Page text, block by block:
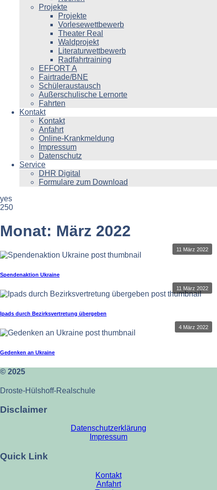
Projekte
Projekte
Vorlesewettbewerb
Theater Real
Waldprojekt
Literaturwettbewerb
Radfahrtraining
EFFORT A
Fairtrade/BNE
Schüleraustausch
Außerschulische Lernorte
Fahrten
Kontakt
Kontakt
Anfahrt
Online-Krankmeldung
Impressum
Datenschutz
Service
DHR Digital
Formulare zum Download
yes
250
Monat: März 2022
11 März 2022
Spendenaktion Ukraine
11 März 2022
Ipads durch Bezirksvertretung übergeben
4 März 2022
Gedenken an Ukraine
© 2025
Droste-Hülshoff-Realschule
Disclaimer
Datenschutzerklärung
Impressum
Quick Link
Kontakt
Anfahrt